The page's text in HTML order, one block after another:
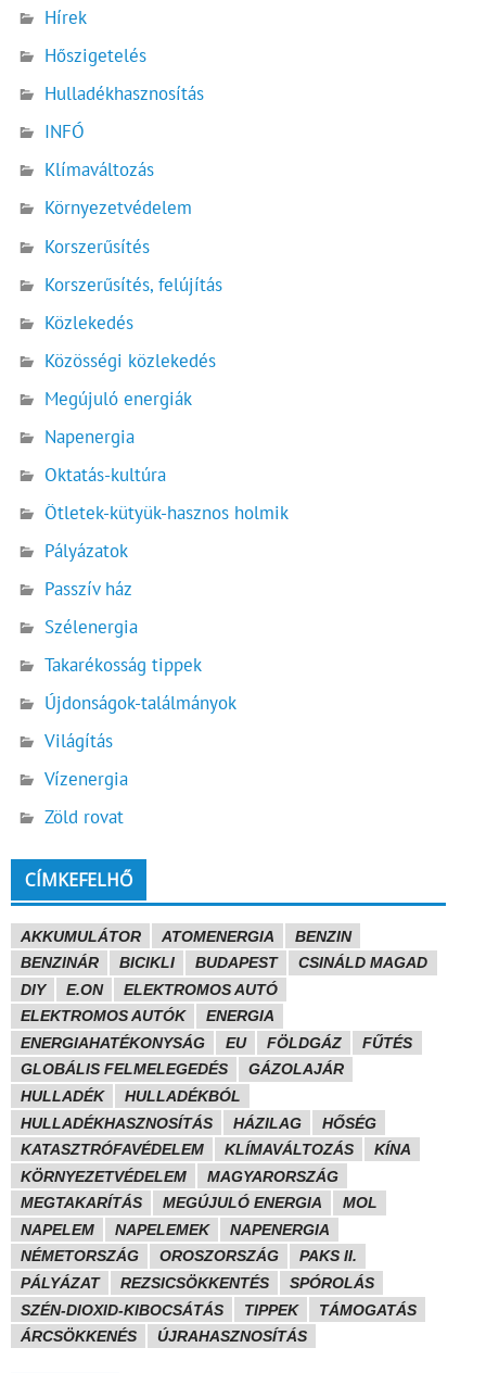
Hírek
Hőszigetelés
Hulladékhasznosítás
INFÓ
Klímaváltozás
Környezetvédelem
Korszerűsítés
Korszerűsítés, felújítás
Közlekedés
Közösségi közlekedés
Megújuló energiák
Napenergia
Oktatás-kultúra
Ötletek-kütyük-hasznos holmik
Pályázatok
Passzív ház
Szélenergia
Takarékosság tippek
Újdonságok-találmányok
Világítás
Vízenergia
Zöld rovat
CÍMKEFELHŐ
AKKUMULÁTOR ATOMENERGIA
BENZIN
BENZINÁR
BICIKLI BUDAPEST
CSINÁLD MAGAD
DIY
E.ON
ELEKTROMOS AUTÓ
ELEKTROMOS AUTÓK
ENERGIA
ENERGIAHATÉKONYSÁG
EU FÖLDGÁZ
FŰTÉS
GLOBÁLIS FELMELEGEDÉS
GÁZOLAJÁR
HULLADÉK
HULLADÉKBÓL
HULLADÉKHASZNOSÍTÁS
HÁZILAG
HŐSÉG
KATASZTRÓFAVÉDELEM
KLÍMAVÁLTOZÁS
KÍNA
KÖRNYEZETVÉDELEM
MAGYARORSZÁG
MEGTAKARÍTÁS
MEGÚJULÓ ENERGIA
MOL
NAPELEM
NAPELEMEK
NAPENERGIA
NÉMETORSZÁG
OROSZORSZÁG
PAKS II.
PÁLYÁZAT
REZSICSÖKKENTÉS
SPÓROLÁS
SZÉN-DIOXID-KIBOCSÁTÁS
TIPPEK
TÁMOGATÁS
ÁRCSÖKKENÉS
ÚJRAHASZNOSÍTÁS